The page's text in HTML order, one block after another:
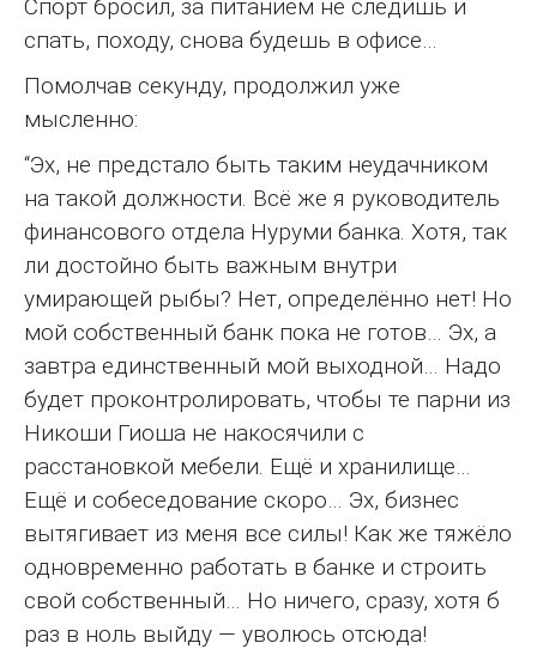
Спорт бросил, за питанием не следишь и
спать, походу, снова будешь в офисе…
Помолчав секунду, продолжил уже
мысленно:
“Эх, не предстало быть таким неудачником
на такой должности. Всё же я руководитель
финансового отдела Нуруми банка. Хотя, так
ли достойно быть важным внутри
умирающей рыбы? Нет, определённо нет! Но
мой собственный банк пока не готов… Эх, а
завтра единственный мой выходной… Надо
будет проконтролировать, чтобы те парни из
Никоши Гиоша не накосячили с
расстановкой мебели. Ещё и хранилище…
Ещё и собеседование скоро… Эх, бизнес
вытягивает из меня все силы! Как же тяжёло
одновременно работать в банке и строить
свой собственный… Но ничего, сразу, хотя б
раз в ноль выйду — уволюсь отсюда!